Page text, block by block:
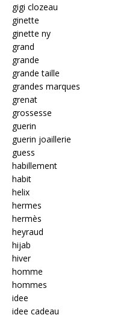
gigi clozeau
ginette
ginette ny
grand
grande
grande taille
grandes marques
grenat
grossesse
guerin
guerin joaillerie
guess
habillement
habit
helix
hermes
hermès
heyraud
hijab
hiver
homme
hommes
idee
idee cadeau